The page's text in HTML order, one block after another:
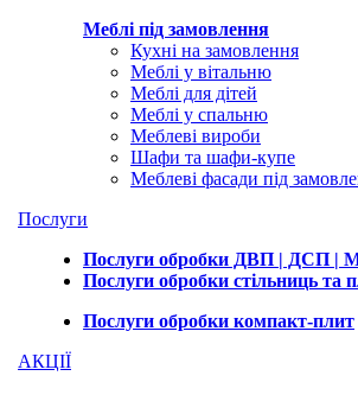
Меблі під замовлення
Кухні на замовлення
Меблі у вітальню
Меблі для дітей
Меблі у спальню
Меблеві вироби
Шафи та шафи-купе
Меблеві фасади під
Послуги
Послуги обробки ДВП | ДСП |
Послуги обробки стільниць та
Послуги обробки компакт-плит
АКЦІЇ